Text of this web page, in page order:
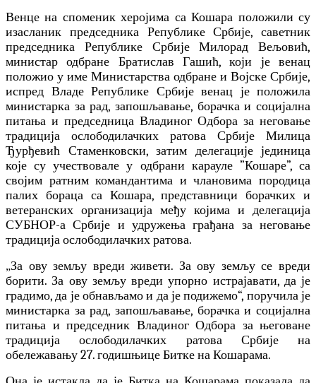
Венце на споменик херојима са Кошара положили су
изасланик председника Републике Србије, саветник
председника Републике Србије Милорад Вељовић,
министар одбране Братислав Гашић, који је венац
положио у име Министарства одбране и Војске Србије,
испред Владе Републике Србије венац је положила
министарка за рад, запошљавање, борачка и социјална
питања и председница Владиног Одбора за неговање
традиција ослободилачких ратова Србије Милица
Ђурђевић Стаменковски, затим делегације јединица
које су учествовале у одбрани карауле ”Кошаре”, са
својим ратним командантима и члановима породица
палих бораца са Кошара,представници борачкихи
ветеранских организација међу којима и делегација
СУБНОР-а Србије и удружења грађана за неговање
традиција ослободилачких ратова.
„За ову земљу вреди живети. За ову земљу се вреди
борити. За ову земљу вреди упорно истрајавати, да је
градимо, да је обнављамо и да је подижемо“, поручила је
министарка за рад, запошљавање, борачка и социјална
питања и председник Владиног Одбора за његоване
традиција ослободилачких ратова Србије на
обележавању 27. годишњице Битке на Кошарама.